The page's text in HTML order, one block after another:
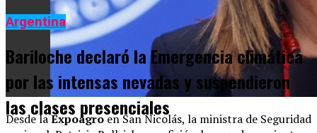
Desde laExpoagroen San Nicolás, la ministra de Seguridad
Argentina
Bariloche declaró la Emergencia climática
por las intensas nevadas y suspendieron
las clases presenciales